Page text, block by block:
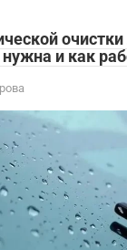
очистки
и как